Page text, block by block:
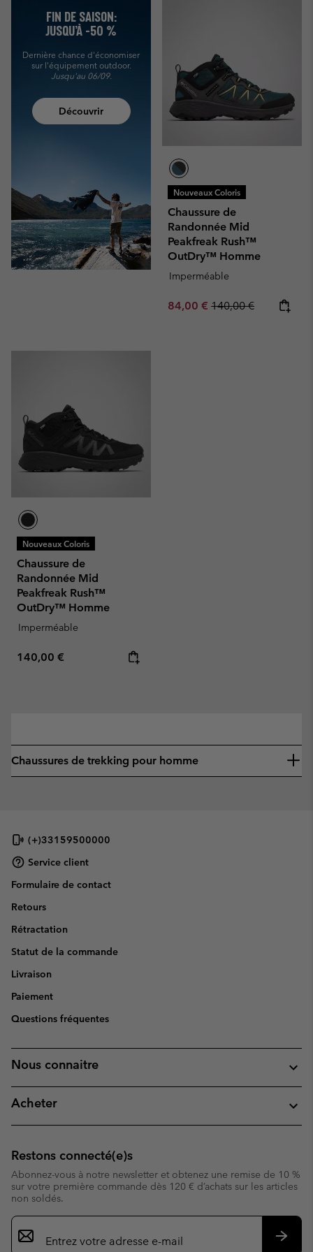
FIN DE SAISON:
JUSQU’À -50 %
Dernière chance d'économiser
sur l'équipement outdoor.
Jusqu'au 06/09.
Découvrir
Nouveaux Coloris
Chaussure de
Randonnée Mid
Peakfreak Rush™
OutDry™ Homme
Imperméable
Sale price:
84,00 € Regular price:
140,00 €
Nouveaux Coloris
Chaussure de
Randonnée Mid
Peakfreak Rush™
OutDry™ Homme
Imperméable
Regular price:
140,00 €
Chaussures de trekking pour homme
(+)33159500000
Service client
Formulaire de contact
Retours
Rétractation
Statut de la commande
Livraison
Paiement
Questions fréquentes
Nous connaitre
Acheter
Restons connecté(e)s
Abonnez-vous à notre newsletter et obtenez une remise de 10 %
sur votre première commande dès 120 € d’achats sur les articles
non soldés.
Inscription
par